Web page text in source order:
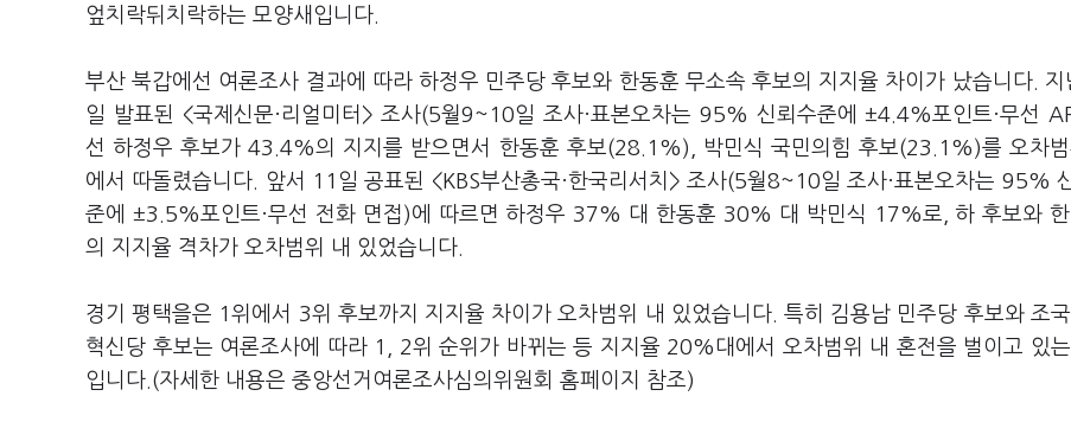
엎치락뒤치락하는 모양새입니다.
부산 북갑에선 여론조사 결과에 따라 하정우 민주당 후보와 한동훈 무소속 후보의 지지율 차이가 났습니다. 지
일 발표된 <국제신문·리얼미터> 조사(5월9~10일 조사·표본오차는 95% 신뢰수준에 ±4.4%포인트·무선
선 하정우 후보가 43.4%의 지지를 받으면서 한동훈 후보(28.1%), 박민식 국민의힘 후보(23.1%)를 오차
에서 따돌렸습니다. 앞서 11일 공표된 <KBS부산총국·한국리서치> 조사(5월8~10일 조사·표본오차는 95%
준에 ±3.5%포인트·무선 전화 면접)에 따르면 하정우 37% 대 한동훈 30% 대 박민식 17%로, 하 후보와
의 지지율 격차가 오차범위 내 있었습니다.
경기 평택을은 1위에서 3위 후보까지 지지율 차이가 오차범위 내 있었습니다. 특히 김용남 민주당 후보와 조
혁신당 후보는 여론조사에 따라 1, 2위 순위가 바뀌는 등 지지율 20%대에서 오차범위 내 혼전을 벌이고 있
입니다.(자세한 내용은 중앙선거여론조사심의위원회 홈페이지 참조)